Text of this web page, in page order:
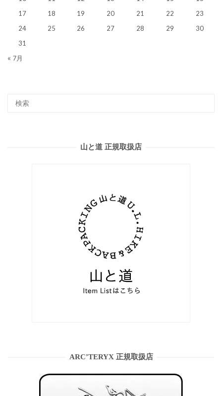
17
18 19 20 21 22
23
24
25 26 27 28 29
30
31
« 7月
山と道 正規取扱店
ARC’TERYX 正規取扱店